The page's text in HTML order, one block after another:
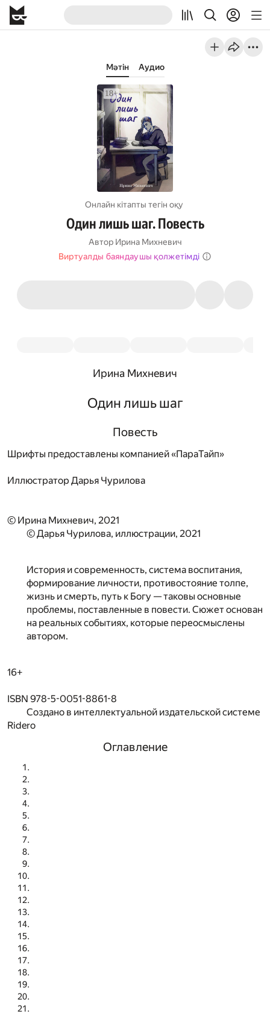
Мәтін Аудио
Онлайн кітапты тегін оқу
Один лишь шаг. Повесть
Автор Ирина Михневич
Виртуалды баяндаушы қолжетімді
Ирина Михневич
Один лишь шаг
Повесть
Шрифты предоставлены компанией «ПараТайп»
Иллюстратор Дарья Чурилова
© Ирина Михневич, 2021
© Дарья Чурилова, иллюстрации, 2021
История и современность, система воспитания,
формирование личности, противостояние толпе,
жизнь и смерть, путь к Богу — таковы основные
проблемы, поставленные в повести. Сюжет основан
на реальных событиях, которые переосмыслены
автором.
16+
ISBN 978-5-0051-8861-8
Создано в интеллектуальной издательской системе
Ridero
Оглавление